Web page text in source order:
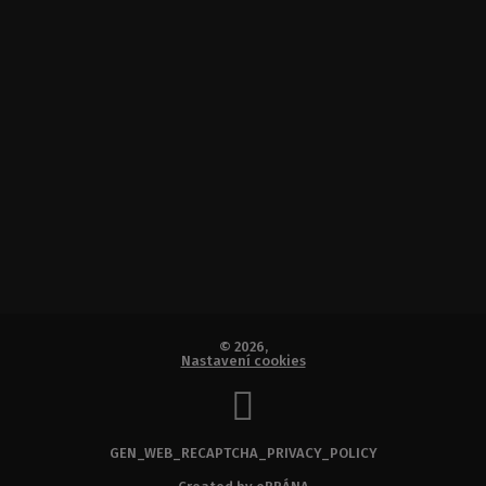
© 2026,
Nastavení cookies
GEN_WEB_RECAPTCHA_PRIVACY_POLICY